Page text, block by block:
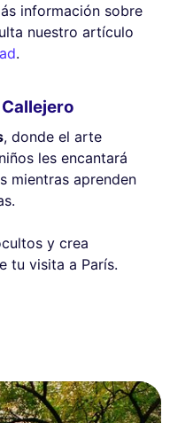
información sobre
nuestro artículo
.
, donde el arte
les encantará
mientras aprenden
y crea
tu visita a París.